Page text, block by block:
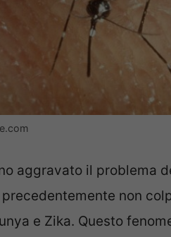
aggravato il problema
non
e Zika. Questo